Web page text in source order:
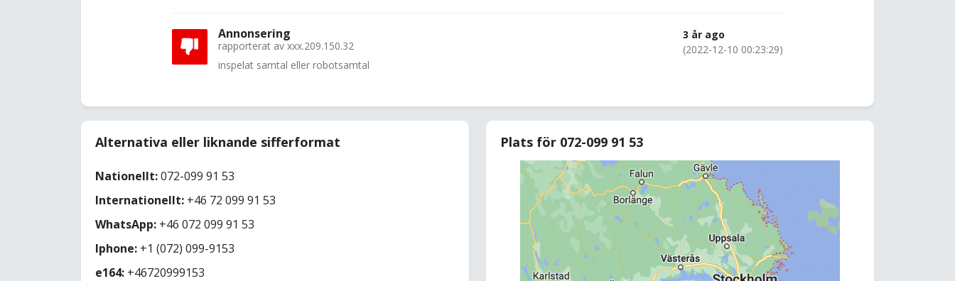
Annonsering
rapporterat av xxx.209.150.32
inspelat samtal eller robotsamtal
3 år ago
(2022-12-10 00:23:29)
Alternativa eller liknande sifferformat
Nationellt:072-099 91 53
Internationellt: +46 72 099 91 53
WhatsApp: +46 072 099 91 53
Iphone: +1 (072) 099-9153
e164: +46720999153
Plats för 072-099 91 53